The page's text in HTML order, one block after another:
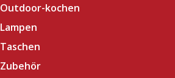
Outdoor-kochen
Lampen
Taschen
Zubehör